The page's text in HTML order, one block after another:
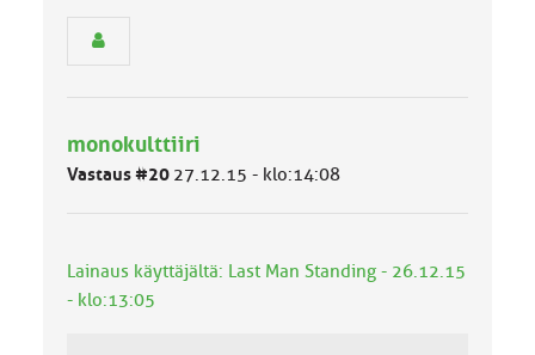
u
o
monokulttiiri
Vastaus #20 27.12.15 - klo:14:08
Lainaus käyttäjältä: Last Man Standing - 26.12.15
- klo:13:05